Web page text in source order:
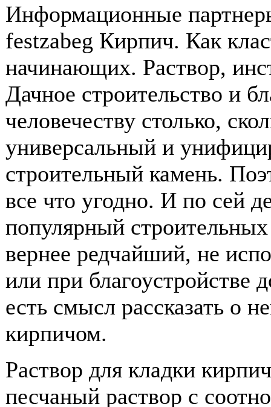
Информационные
festzabeg Кирпич. Как
начинающих. Раствор,
Дачное строительство и
человечеству столько,
универсальный и
строительный камень.
все что угодно. И по сей
популярный
вернее редчайший, не
или при благоустройстве
есть смысл рассказать о
кирпичом.
Раствор для кладки
песчаный раствор с